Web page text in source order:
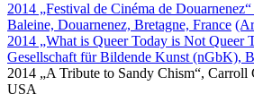
2014 „Festival de Cinéma de
Baleine, Douarnenez, Bretagne, France
2014 „What is Queer Today is Not Queer
Gesellschaft für Bildende Kunst (nGbK),
2014 „A Tribute to Sandy Chism“, Carroll
USA